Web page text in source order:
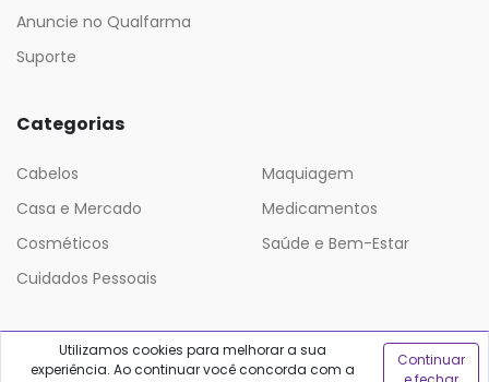
Anuncie no Qualfarma
Suporte
Categorias
Cabelos
Casa e Mercado
Cosméticos
Cuidados Pessoais
Maquiagem
Medicamentos
Saúde e Bem-Estar
Utilizamos cookies para melhorar a sua
experiência. Ao continuar você concorda com a
Continuar